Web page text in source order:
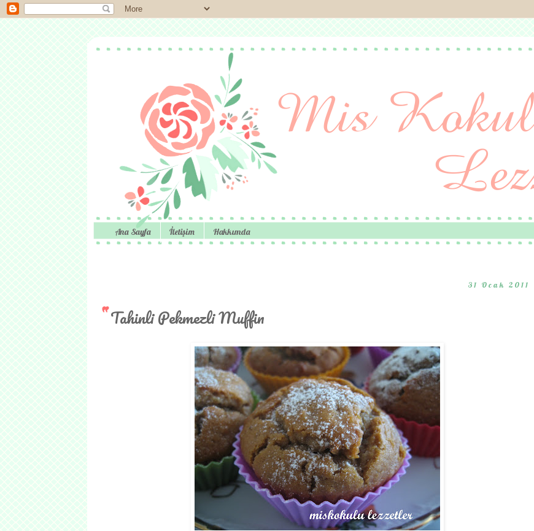
Ana Sayfa İletişim Hakkımda
31 Ocak 2011
Tahinli Pekmezli Muffin